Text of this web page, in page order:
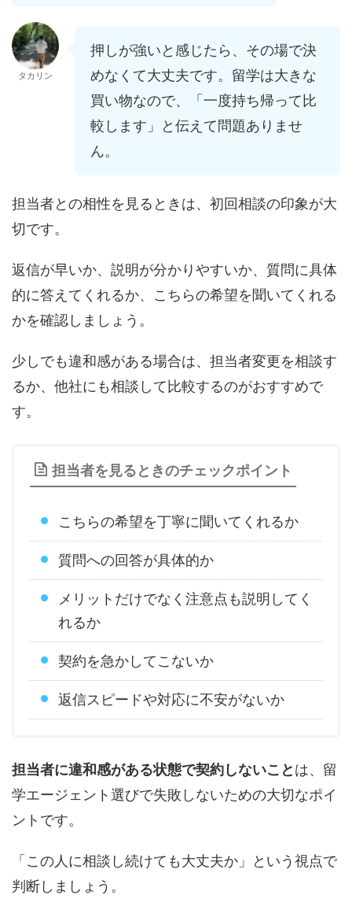
タカリン
押しが強いと感じたら、その場で決
めなくて大丈夫です。留学は大きな
買い物なので、「一度持ち帰って比
較します」と伝えて問題ありませ
ん。
担当者との相性を見るときは、初回相談の印象が大
切です。
返信が早いか、説明が分かりやすいか、質問に具体
的に答えてくれるか、こちらの希望を聞いてくれる
かを確認しましょう。
少しでも違和感がある場合は、担当者変更を相談す
るか、他社にも相談して比較するのがおすすめで
す。
担当者を見るときのチェックポイント
こちらの希望を丁寧に聞いてくれるか
質問への回答が具体的か
メリットだけでなく注意点も説明してく
れるか
契約を急かしてこないか
返信スピードや対応に不安がないか
担当者に違和感がある状態で契約しないことは、留
学エージェント選びで失敗しないための大切なポイ
ントです。
「この人に相談し続けても大丈夫か」という視点で
判断しましょう。